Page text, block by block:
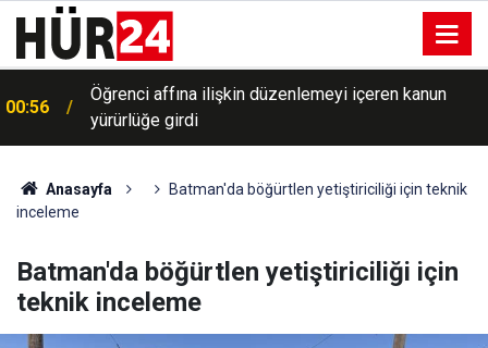
00:56
Öğrenci affına ilişkin düzenlemeyi içeren kanun
yürürlüğe girdi
Anasayfa
Batman'da böğürtlen yetiştiriciliği için teknik
inceleme
Batman'da böğürtlen yetiştiriciliği için
teknik inceleme